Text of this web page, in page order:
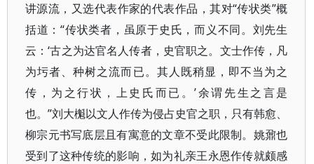
讲源流，又选代表作家的代表作品，其对“传状类”概
括道：“传状类者，虽原于史氏，而义不同。刘先生
云：‘古之为达官名人传者，史官职之。文士作传，凡
为圬者、种树之流而已。其人既稍显，即不当为之
传，为之行状，上史氏而已。’余谓先生之言是
也。”刘大櫆以文人作传为侵占史官之职，只有韩愈、
柳宗元书写底层且有寓意的文章不受此限制。姚鼐也
受到了这种传统的影响，如为礼亲王永恩作传就颇感